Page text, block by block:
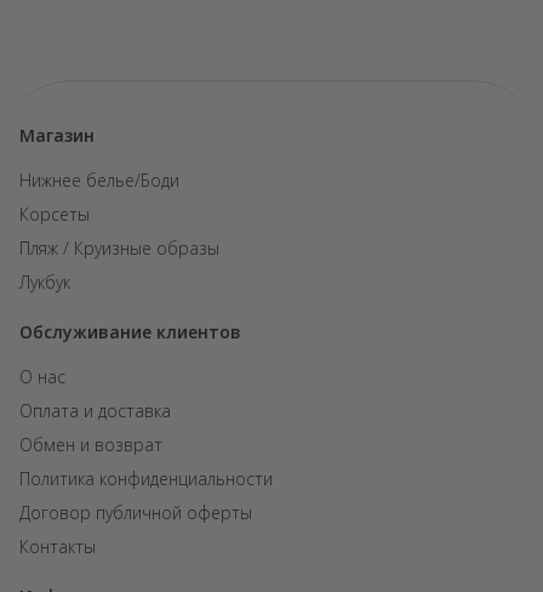
Магазин
Нижнее белье/Боди
Корсеты
Пляж / Круизные образы
Лукбук
Обслуживание клиентов
О нас
Оплата и доставка
Обмен и возврат
Политика конфиденциальности
Договор публичной оферты
Контакты